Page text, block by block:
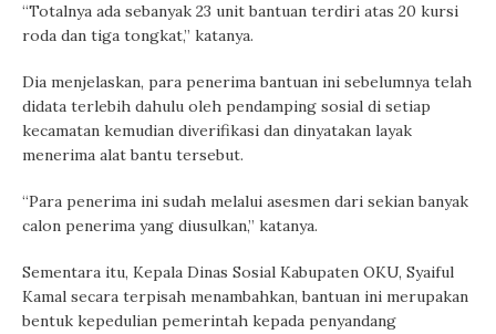
“Totalnya ada sebanyak 23 unit bantuan terdiri atas 20 kursi
roda dan tiga tongkat,” katanya.
Dia menjelaskan, para penerima bantuan ini sebelumnya telah
didata terlebih dahulu oleh pendamping sosial di setiap
kecamatan kemudian diverifikasi dan dinyatakan layak
menerima alat bantu tersebut.
“Para penerima ini sudah melalui asesmen dari sekian banyak
calon penerima yang diusulkan,” katanya.
Sementara itu, Kepala Dinas Sosial Kabupaten OKU, Syaiful
Kamal secara terpisah menambahkan, bantuan ini merupakan
bentuk kepedulian pemerintah kepada penyandang